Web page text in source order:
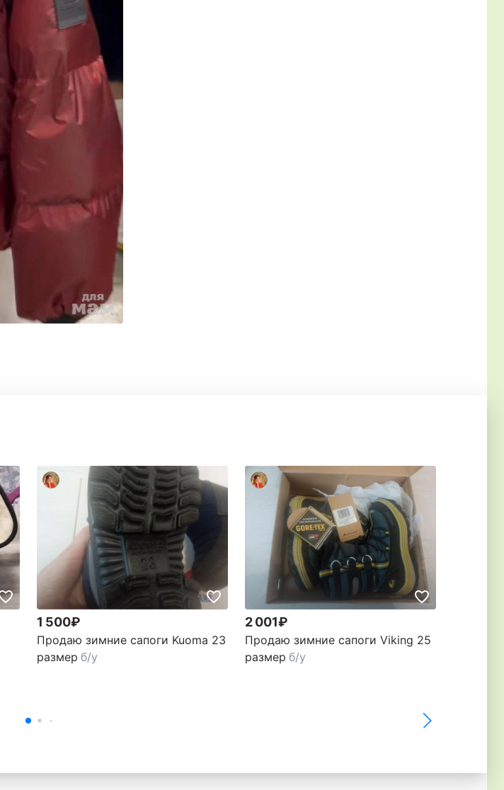
1 500₽
Продаю зимние сапоги Kuoma 23
размер б/у
2 001₽
Продаю зимние сапоги Viking 25
размер б/у